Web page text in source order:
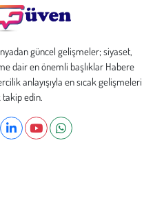
güncel gelişmeler; siyaset,
dair en önemli başlıklar Habere
anlayışıyla en sıcak gelişmeleri
takip edin.